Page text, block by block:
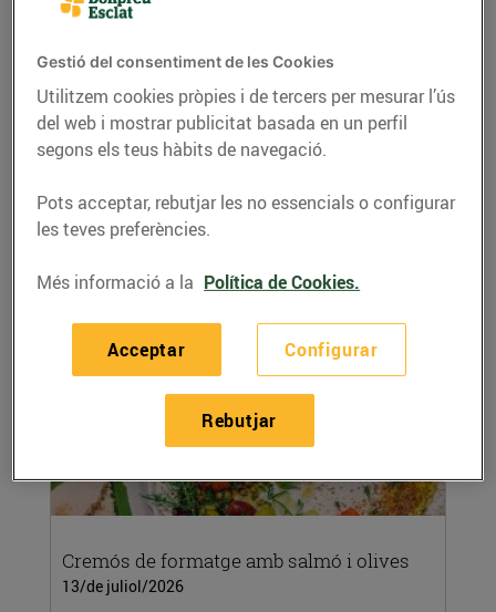
Bao buns de cansalada
13/de juliol/2026
Ingredients: Baos congelats de Bon Preu
Cansalada de porc estofada: 450 g de
LLEGIR MÉS
Cremós de formatge amb salmó i olives
13/de juliol/2026
Gestió del consentiment de les Cookies
Utilitzem cookies pròpies i de tercers per mesurar l’ús
del web i mostrar publicitat basada en un perfil
segons els teus hàbits de navegació.
Pots acceptar, rebutjar les no essencials o configurar
les teves preferències.
Més informació a la Política de Cookies.
Configurar
Rebutjar
Acceptar